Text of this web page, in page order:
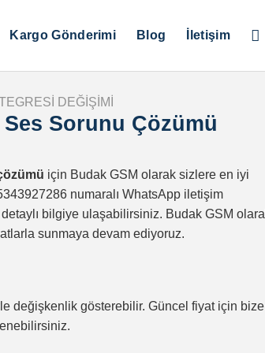
Kargo Gönderimi Blog İletişim
DEĞIŞIMI
Sorunu Çözümü
için Budak GSM olarak sizlere en iyi
numaralı WhatsApp iletişim
bilgiye ulaşabilirsiniz. Budak GSM
sunmaya devam ediyoruz.
değişkenlik gösterebilir. Güncel fiyat için bize